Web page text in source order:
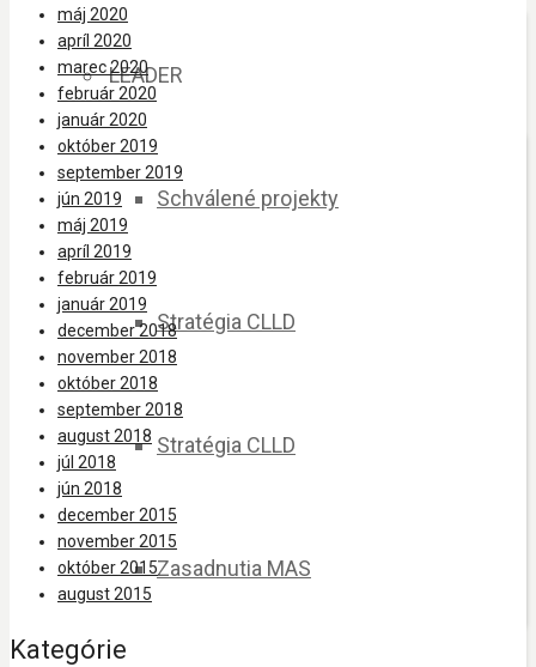
LEADER
Schválené projekty
Stratégia CLLD
Stratégia CLLD
Zasadnutia MAS
máj 2020
apríl 2020
marec 2020
február 2020
január 2020
október 2019
september 2019
jún 2019
máj 2019
apríl 2019
február 2019
január 2019
december 2018
november 2018
október 2018
september 2018
august 2018
júl 2018
jún 2018
december 2015
november 2015
október 2015
august 2015
Kategórie